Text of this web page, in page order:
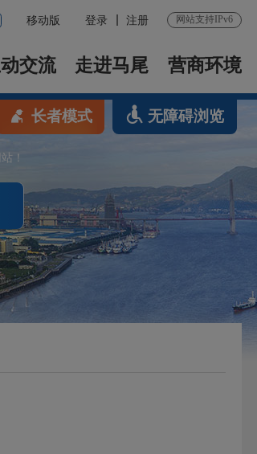
移动版 登录 注册 网站支持IPv6
交流 走进马尾 营商环境
！
长者模式 无障碍浏览